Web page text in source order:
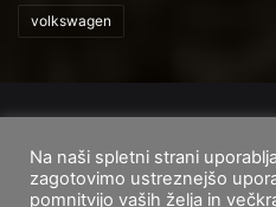
volkswagen
Domov
O nas Cenik
Na naši spletni strani
zagotovimo ustreznejšo
pomnitvijo vaših želja in